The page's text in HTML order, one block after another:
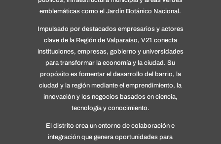
emblemáticas como el Jardín Botánico Nacional.
Impulsado por destacados empresarios y actores
clave de la Región de Valparaíso, V21 conecta
instituciones, empresas, gobierno y universidades
para transformar la economía y la ciudad. Su
propósito es fomentar el desarrollo del barrio, la
ciudad y la región mediante el emprendimiento, la
innovación y los negocios basados en ciencia,
tecnología y conocimiento.
El distrito crea un entorno de colaboración e
integración que genera oportunidades para